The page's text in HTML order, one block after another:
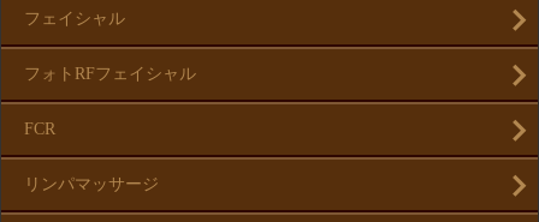
フェイシャル
フォトRFフェイシャル
FCR
リンパマッサージ